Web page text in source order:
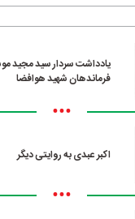
یادداشت سردار سید مجید
فرماندهان شهید هوافضا
•••
اکبر عبدی به روایتی دیگر
•••